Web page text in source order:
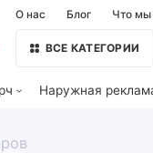
О нас Блог Что
ВСЕ КАТЕГОРИИ
Наружная